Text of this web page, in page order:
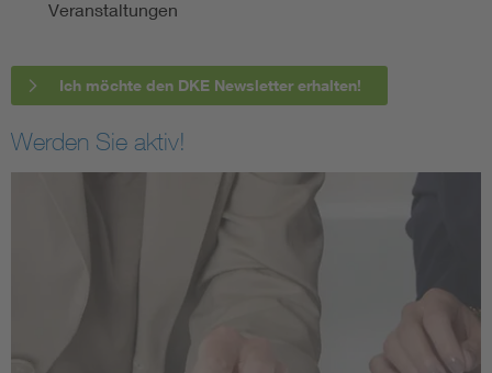
Veranstaltungen
Ich möchte den DKE Newsletter erhalten!
Werden Sie aktiv!